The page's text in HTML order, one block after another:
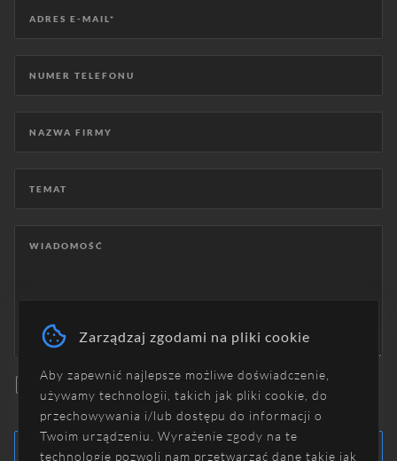
Zarządzaj zgodami na pliki cookie
Aby zapewnić najlepsze możliwe doświadczenie,
używamy technologii, takich jak pliki cookie, do
przechowywania i/lub dostępu do informacji o
Twoim urządzeniu. Wyrażenie zgody na te
technologie pozwoli nam przetwarzać dane takie jak
Akceptuję politykę prywatności.
WYŚLIJ WIADOMOŚĆ